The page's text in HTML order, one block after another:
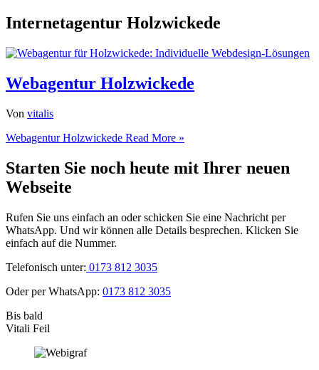
Internetagentur Holzwickede
Webagentur Holzwickede
Von vitalis
Webagentur Holzwickede Read More »
Starten Sie noch heute mit Ihrer neuen
Webseite
Rufen Sie uns einfach an oder schicken Sie eine Nachricht per
WhatsApp. Und wir können alle Details besprechen. Klicken Sie
einfach auf die Nummer.
Telefonisch unter: 0173 812 3035
Oder per WhatsApp: 0173 812 3035
Bis bald
Vitali Feil